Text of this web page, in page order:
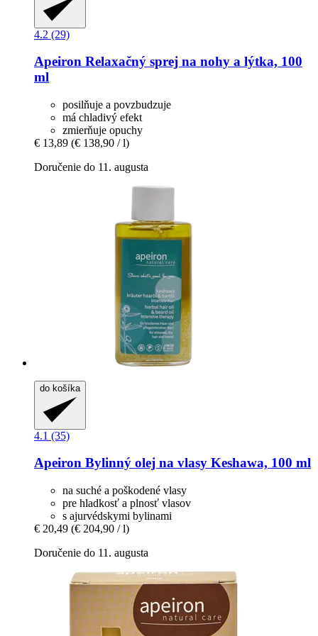
4.2 (29)
Apeiron Relaxačný sprej na nohy a lýtka, 100
ml
posilňuje a povzbudzuje
má chladivý efekt
zmierňuje opuchy
€ 13,89 (€ 138,90 / l)
Doručenie do 11. augusta
do košíka
4.1 (35)
Apeiron Bylinný olej na vlasy Keshawa, 100 ml
na suché a poškodené vlasy
pre hladkosť a plnosť vlasov
s ajurvédskymi bylinami
€ 20,49 (€ 204,90 / l)
Doručenie do 11. augusta